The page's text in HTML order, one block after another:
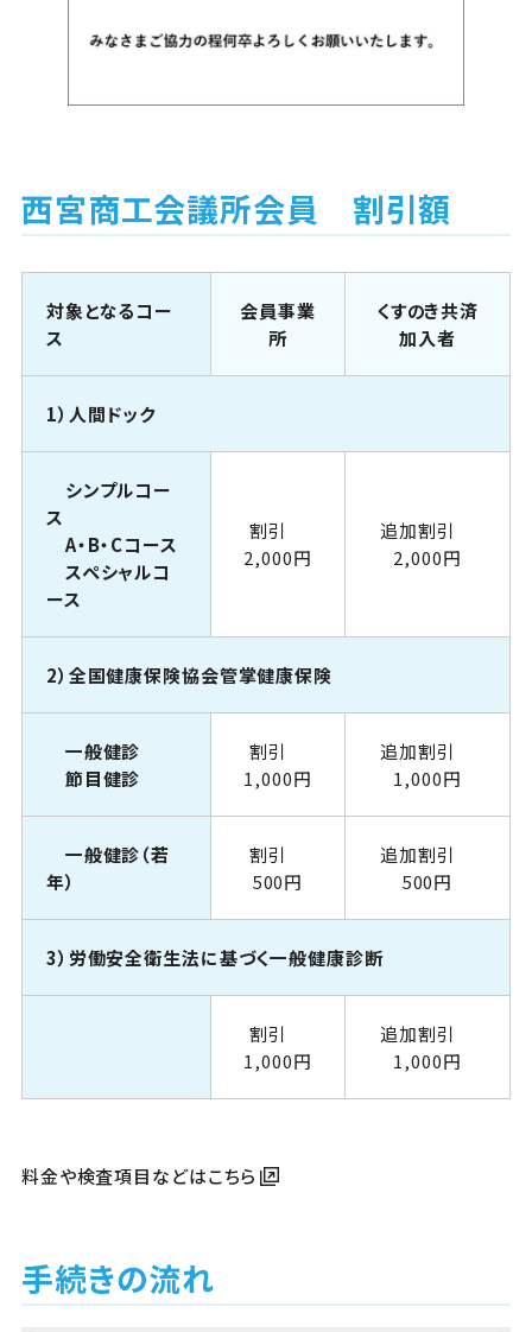
西宮商工会議所会員 割引額
対象となるコー
ス
会員事業
所
くすのき共済
加入者
1）人間ドック
シンプルコー
ス
A・B・Cコース
スペシャルコ
ース
割引
2,000円
追加割引
2,000円
2）全国健康保険協会管掌健康保険
一般健診
節目健診
割引
1,000円
追加割引
1,000円
一般健診（若
年）
割引
500円
追加割引
500円
3）労働安全衛生法に基づく一般健康診断
割引
1,000円
追加割引
1,000円
料金や検査項目などはこちら
手続きの流れ